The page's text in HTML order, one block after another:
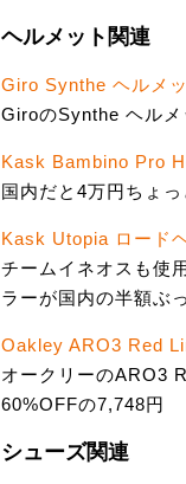
ヘルメット関連
Giro Synthe ヘルメ
GiroのSynthe ヘルメ
Kask Bambino Pro
国内だと4万円ちょ
Kask Utopia ロード
チームイネオスも使
ラーが国内の半額ぶ
Oakley ARO3 Red
オークリーのARO3
60%OFFの7,748円
シューズ関連